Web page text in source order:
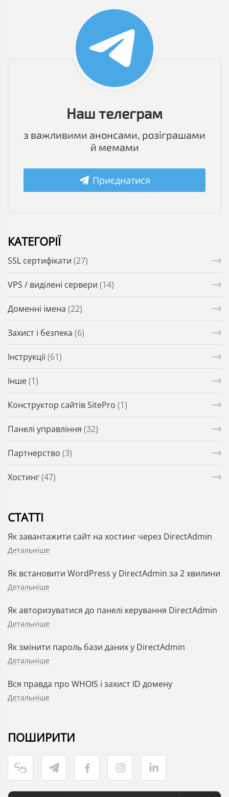
Наш телеграм
з важливими анонсами, розіграшами
й мемами
Приєднатися
КАТЕГОРІЇ
SSL сертифікати (27)
VPS / виділені сервери (14)
Доменні імена (22)
Захист і безпека (6)
Інструкції(61)
Інше(1)
Конструктор сайтів SitePro (1)
Панелі управління (32)
Партнерство (3)
Хостинг(47)
СТАТТІ
Як завантажити сайт на хостинг через DirectAdmin
Детальніше
Як встановити WordPress у DirectAdmin за 2 хвилини
Детальніше
Як авторизуватися до панелі керування DirectAdmin
Детальніше
Як змінити пароль бази даних у DirectAdmin
Детальніше
Вся правда про WHOIS і захист ID домену
Детальніше
ПОШИРИТИ